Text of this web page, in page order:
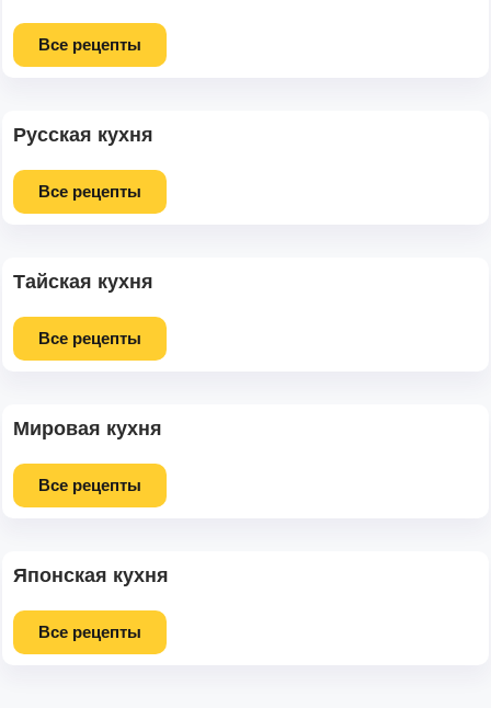
Все рецепты
Русская кухня
Все рецепты
Тайская кухня
Все рецепты
Мировая кухня
Все рецепты
Японская кухня
Все рецепты